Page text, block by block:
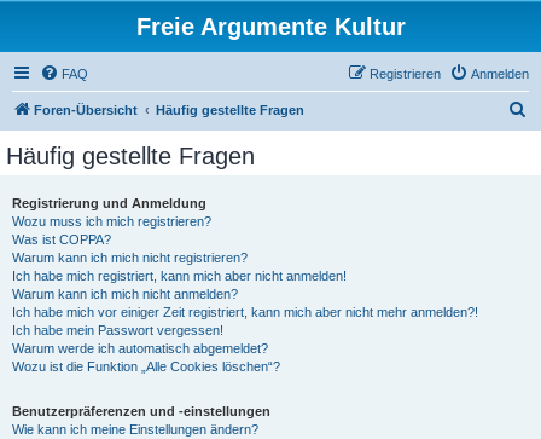
Freie Argumente Kultur
FAQ Anmelden
Registrieren
Foren-Übersicht Häufig gestellte Fragen
Häufig gestellte Fragen
Registrierung und Anmeldung
Wozu muss ich mich registrieren?
Was ist COPPA?
Warum kann ich mich nicht registrieren?
Ich habe mich registriert, kann mich aber nicht anmelden!
Warum kann ich mich nicht anmelden?
Ich habe mich vor einiger Zeit registriert, kann mich aber nicht mehr anmelden?!
Ich habe mein Passwort vergessen!
Warum werde ich automatisch abgemeldet?
Wozu ist die Funktion „Alle Cookies löschen“?
Benutzerpräferenzen und -einstellungen
Wie kann ich meine Einstellungen ändern?